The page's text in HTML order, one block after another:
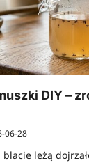
DIY –
06-28
blacie leżą